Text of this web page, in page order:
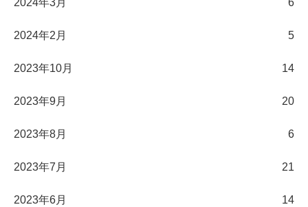
2024年3月 6
2024年2月 5
2023年10月 14
2023年9月 20
2023年8月 6
2023年7月 21
2023年6月 14